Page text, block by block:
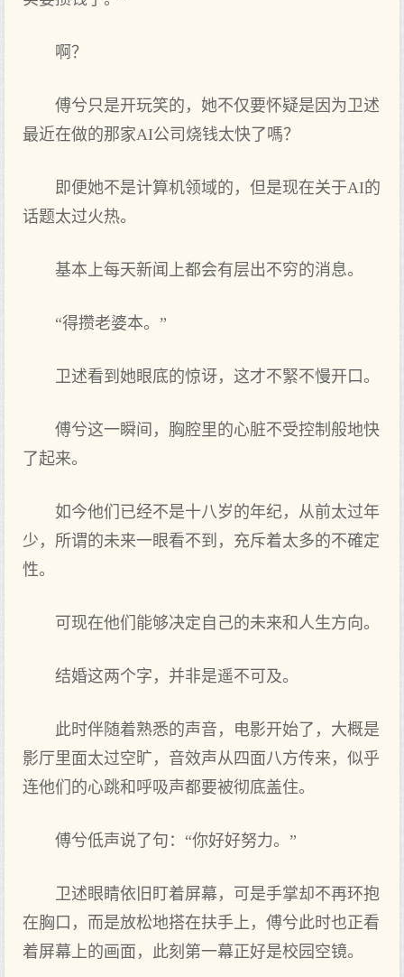
啊？
傅兮只是开玩笑的，她不仅要怀疑是因为卫述
最近在做的那家AI公司烧钱太快了嗎？
即便她不是计算机领域的，但是现在关于AI的
话题太过火热。
基本上每天新闻上都会有层出不穷的消息。
“得攒老婆本。”
卫述看到她眼底的惊讶，这才不緊不慢开口。
傅兮这一瞬间，胸腔里的心脏不受控制般地快
了起来。
如今他们已经不是十八岁的年纪，从前太过年
少，所谓的未来一眼看不到，充斥着太多的不確定
性。
可现在他们能够决定自己的未来和人生方向。
结婚这两个字，并非是遥不可及。
此时伴随着熟悉的声音，电影开始了，大概是
影厅里面太过空旷，音效声从四面八方传来，似乎
连他们的心跳和呼吸声都要被彻底盖住。
傅兮低声说了句：“你好好努力。”
卫述眼睛依旧盯着屏幕，可是手掌却不再环抱
在胸口，而是放松地搭在扶手上，傅兮此时也正看
着屏幕上的画面，此刻第一幕正好是校园空镜。